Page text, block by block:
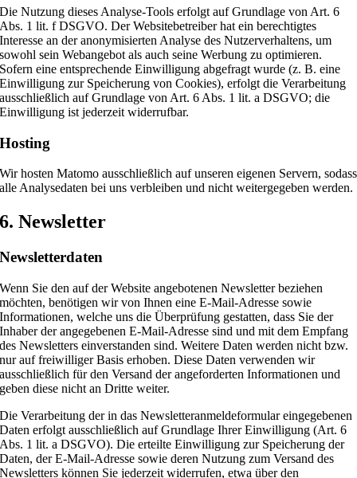
Die Nutzung dieses Analyse-Tools erfolgt auf Grundlage von Art. 6
Abs. 1 lit. f DSGVO. Der Websitebetreiber hat ein berechtigtes
Interesse an der anonymisierten Analyse des Nutzerverhaltens, um
sowohl sein Webangebot als auch seine Werbung zu optimieren.
Sofern eine entsprechende Einwilligung abgefragt wurde (z. B. eine
Einwilligung zur Speicherung von Cookies), erfolgt die Verarbeitung
ausschließlich auf Grundlage von Art. 6 Abs. 1 lit. a DSGVO; die
Einwilligung ist jederzeit widerrufbar.
Hosting
Wir hosten Matomo ausschließlich auf unseren eigenen Servern, sodass
alle Analysedaten bei uns verbleiben und nicht weitergegeben werden.
6. Newsletter
Newsletterdaten
Wenn Sie den auf der Website angebotenen Newsletter beziehen
möchten, benötigen wir von Ihnen eine E-Mail-Adresse sowie
Informationen, welche uns die Überprüfung gestatten, dass Sie der
Inhaber der angegebenen E-Mail-Adresse sind und mit dem Empfang
des Newsletters einverstanden sind. Weitere Daten werden nicht bzw.
nur auf freiwilliger Basis erhoben. Diese Daten verwenden wir
ausschließlich für den Versand der angeforderten Informationen und
geben diese nicht an Dritte weiter.
Die Verarbeitung der in das Newsletteranmeldeformular eingegebenen
Daten erfolgt ausschließlich auf Grundlage Ihrer Einwilligung (Art. 6
Abs. 1 lit. a DSGVO). Die erteilte Einwilligung zur Speicherung der
Daten, der E-Mail-Adresse sowie deren Nutzung zum Versand des
Newsletters können Sie jederzeit widerrufen, etwa über den